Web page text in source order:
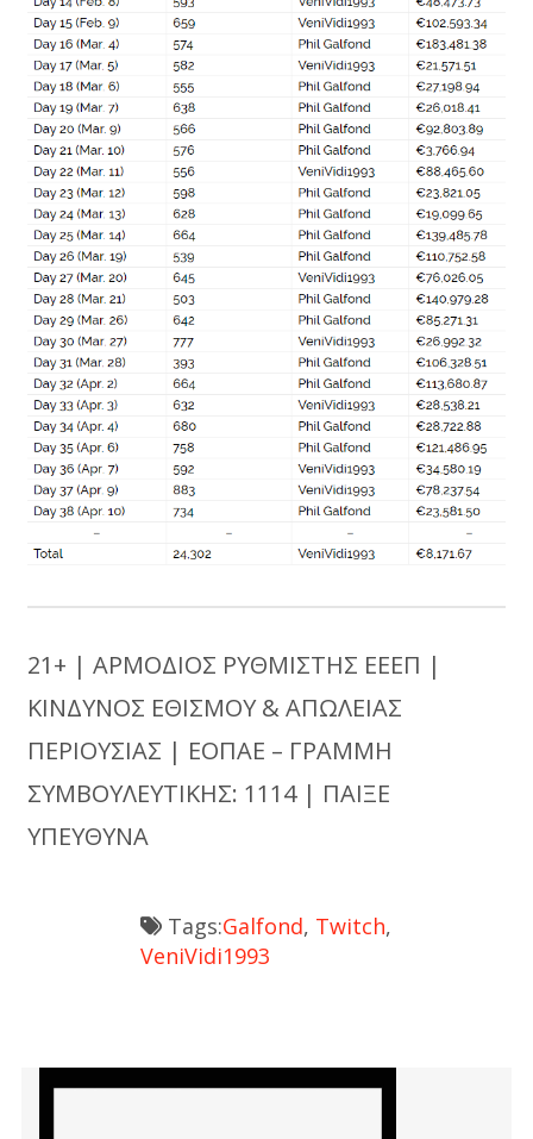
21+ | ΑΡΜΟΔΙΟΣ ΡΥΘΜΙΣΤΗΣ ΕΕΕΠ |
ΚΙΝΔΥΝΟΣ ΕΘΙΣΜΟΥ & ΑΠΩΛΕΙΑΣ
ΠΕΡΙΟΥΣΙΑΣ | ΕΟΠΑΕ – ΓΡΑΜΜΗ
ΣΥΜΒΟΥΛΕΥΤΙΚΗΣ: 1114 | ΠΑΙΞΕ
ΥΠΕΥΘΥΝΑ
Tags:Galfond, Twitch,
VeniVidi1993